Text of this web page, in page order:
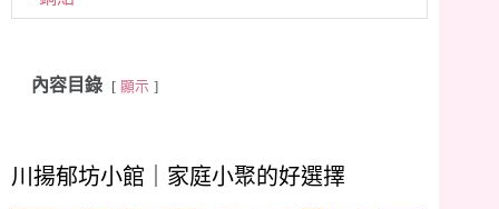
內容目錄 顯示
川揚郁坊小館｜家庭小聚的好選擇